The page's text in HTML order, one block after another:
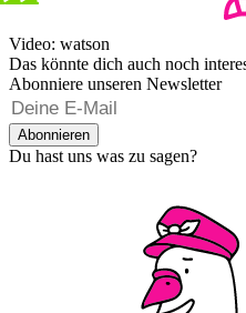
Video: watson
Das könnte dich auch noch
Abonniere unseren Newsletter
Abonnieren
Du hast uns was zu sagen?